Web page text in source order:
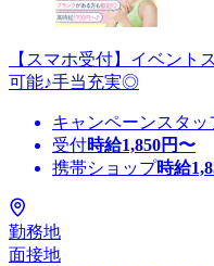
【スマホ受付】イベン
可能♪手当充実◎
キャンペーンスタッ
受付時給1,850円〜
携帯ショップ時給
勤務地
面接地